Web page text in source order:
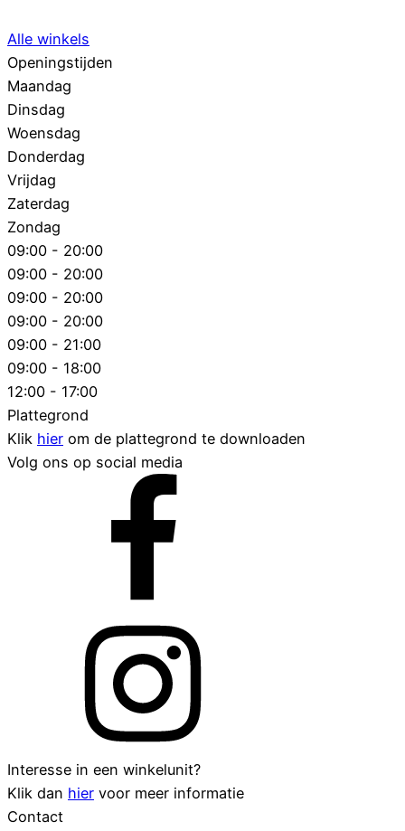
Alle winkels
Openingstijden
Maandag
Dinsdag
Woensdag
Donderdag
Vrijdag
Zaterdag
Zondag
09:00 - 20:00
09:00 - 20:00
09:00 - 20:00
09:00 - 20:00
09:00 - 21:00
09:00 - 18:00
12:00 - 17:00
Plattegrond
Klik hier om de plattegrond te downloaden
Volg ons op social media
Interesse in een winkelunit?
Klik dan hier voor meer informatie
Contact